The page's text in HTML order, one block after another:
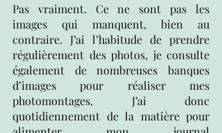
Pas vraiment. Ce ne sont pas les
images qui manquent, bien au
contraire. J’ai l’habitude de prendre
régulièrement des photos, je consulte
également de nombreuses banques
d’images pour réaliser mes
photomontages. J’ai donc
quotidiennement de la matière pour